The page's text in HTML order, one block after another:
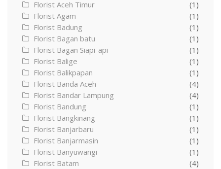
Florist Aceh Timur
(1)
Florist Agam
(1)
Florist Badung
(1)
Florist Bagan batu
(1)
Florist Bagan Siapi-api
(1)
Florist Balige
(1)
Florist Balikpapan
(1)
Florist Banda Aceh
(4)
Florist Bandar Lampung
(4)
Florist Bandung
(1)
Florist Bangkinang
(1)
Florist Banjarbaru
(1)
Florist Banjarmasin
(1)
Florist Banyuwangi
(1)
Florist Batam
(4)